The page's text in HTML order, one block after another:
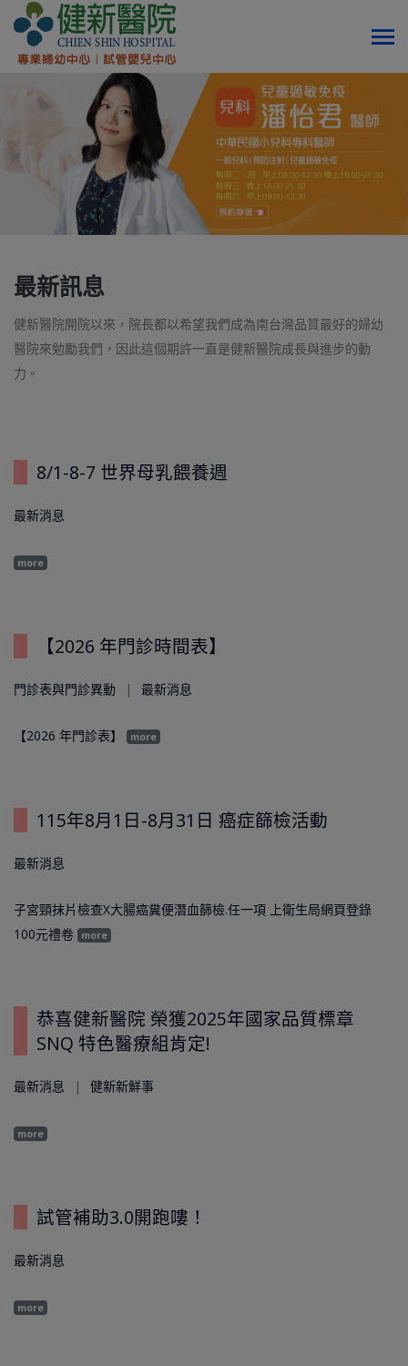
最新訊息
健新醫院開院以來，院長都以希望我們成為南台灣品質最好的婦幼
醫院來勉勵我們，因此這個期許一直是健新醫院成長與進步的動
力。
8/1-8-7 世界母乳餵養週
最新消息
more
【2026 年門診時間表】
門診表與門診異動 最新消息
【2026 年門診表】 more
115年8月1日-8月31日 癌症篩檢活動
最新消息
子宮頸抹片檢查X大腸癌糞便潛血篩檢.任一項 上衛生局網頁登錄
100元禮卷
more
恭喜健新醫院 榮獲2025年國家品質標章
SNQ 特色醫療組肯定!
最新消息 健新新鮮事
more
試管補助3.0開跑嘍！
最新消息
more